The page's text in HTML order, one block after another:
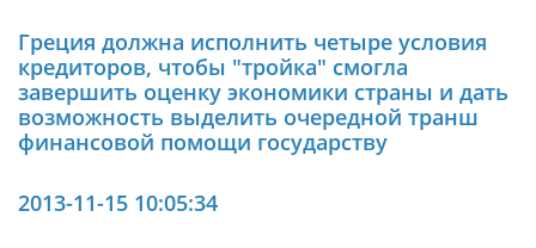
Греция должна исполнить четыре условия
кредиторов, чтобы "тройка" смогла
завершить оценку экономики страны и дать
возможность выделить очередной транш
финансовой помощи государству
2013-11-15 10:05:34